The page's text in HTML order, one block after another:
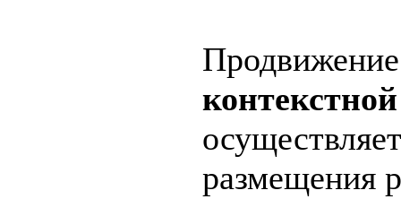
размещения